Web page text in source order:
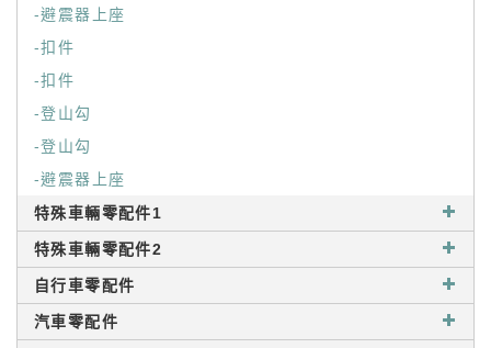
-避震器上座
-扣件
-扣件
-登山勾
-登山勾
-避震器上座
特殊車輛零配件1
特殊車輛零配件2
自行車零配件
汽車零配件